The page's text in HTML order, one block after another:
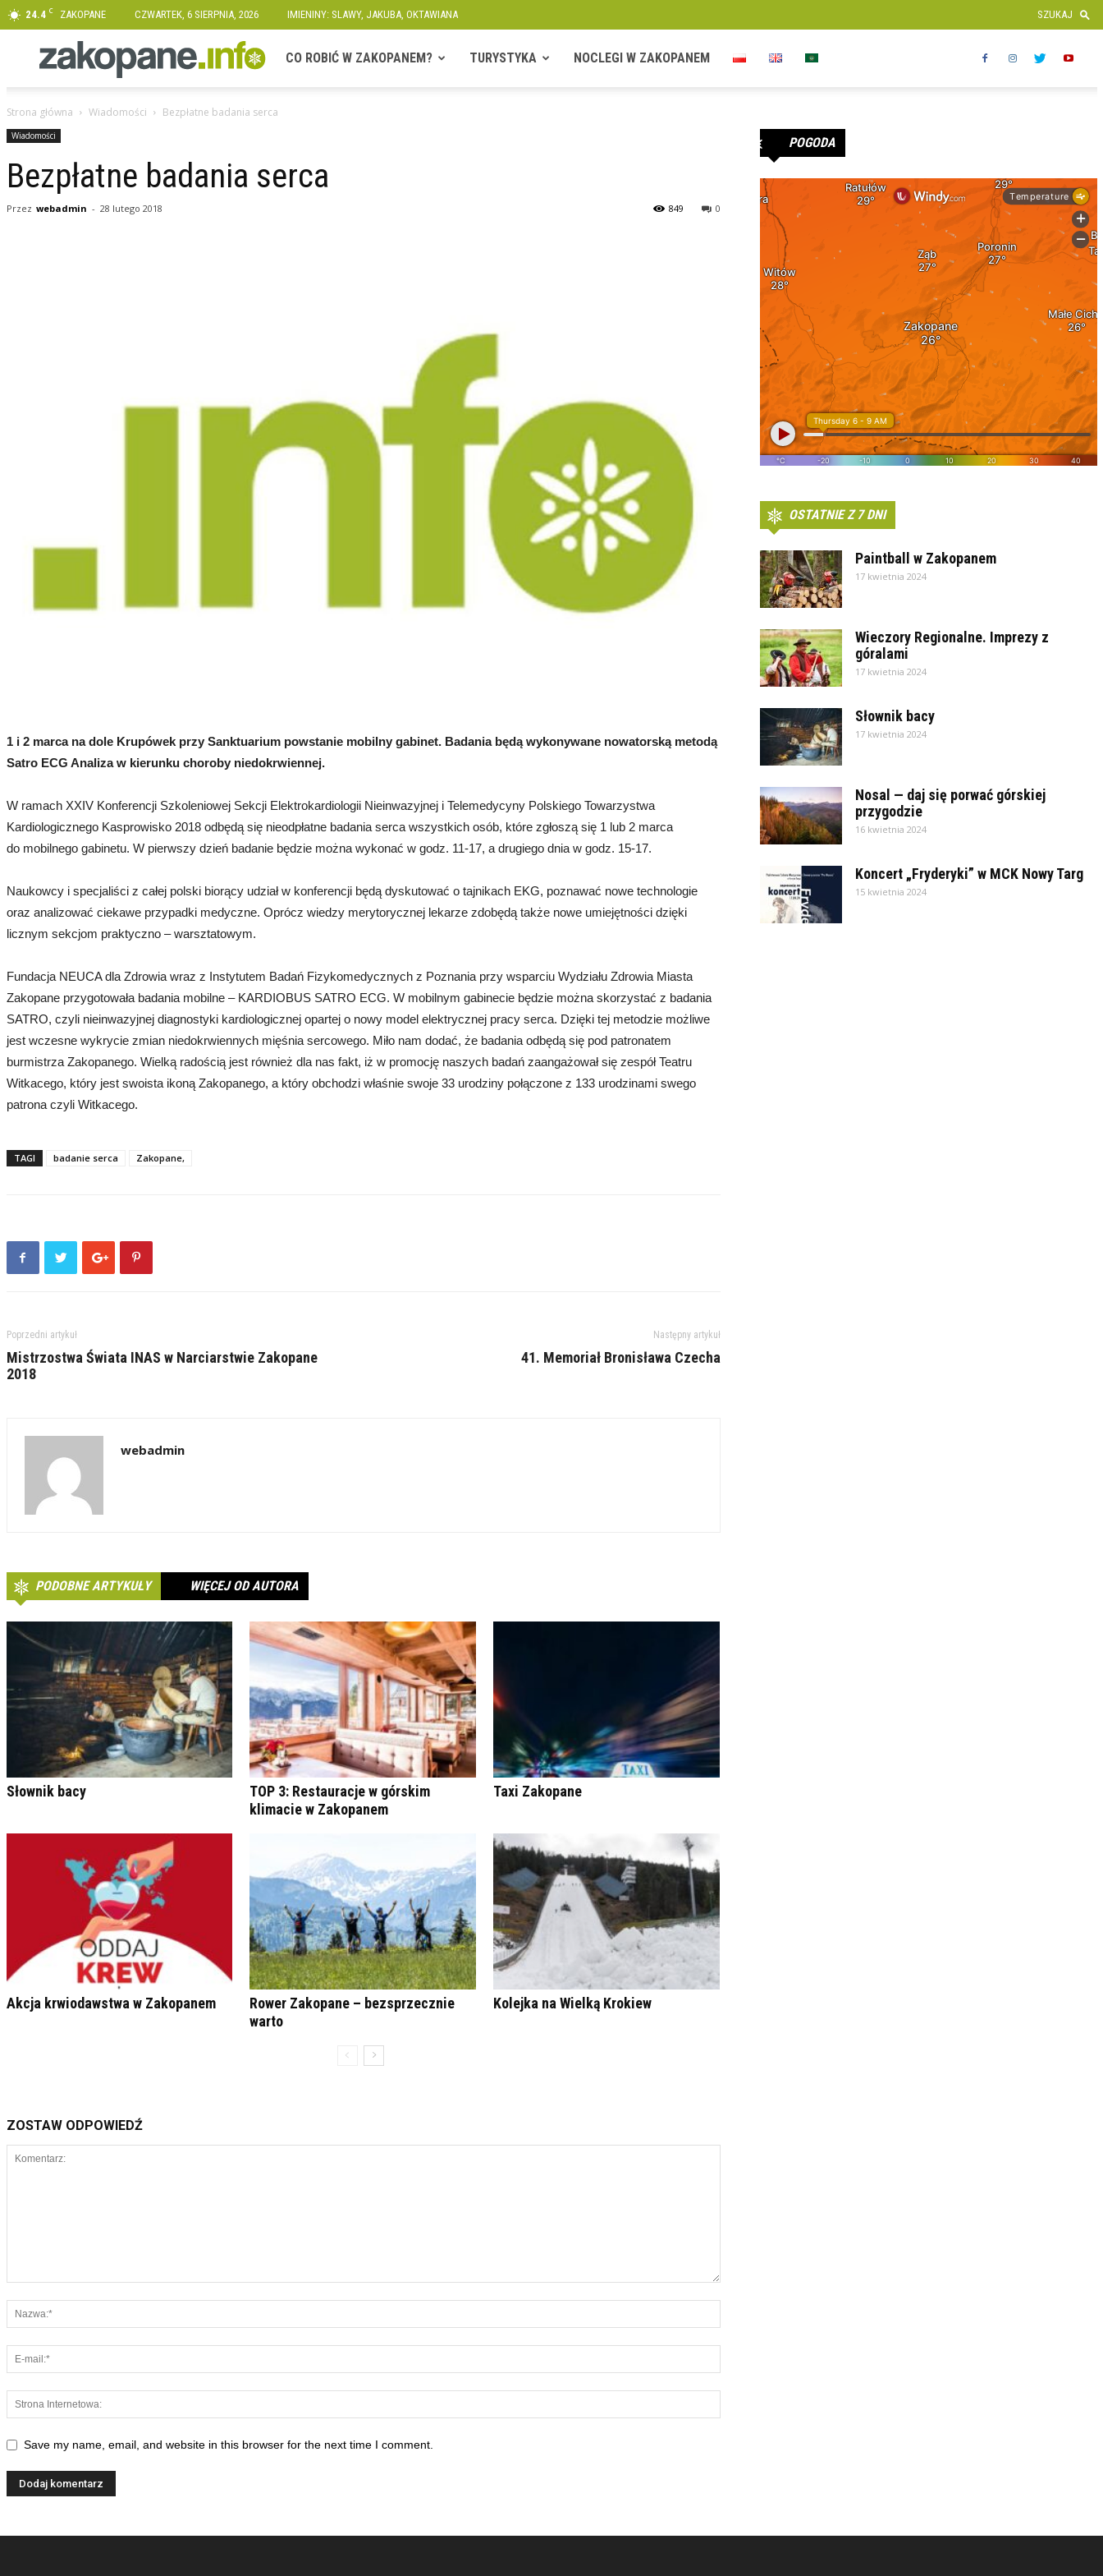
24.4 C ZAKOPANE CZWARTEK, 6 SIERPNIA, 2026 IMIENINY: SLAWY, JAKUBA, OKTAWIANA
Zakopane.info
CO ROBIĆ W ZAKOPANEM? TURYSTYKA NOCLEGI W ZAKOPANEM
Strona główna Wiadomości Bezpłatne badania serca
Wiadomości
Bezpłatne badania serca
Przez webadmin - 28 lutego 2018 0
849
1 i 2 marca na dole Krupówek przy Sanktuarium powstanie mobilny gabinet. Badania będą wykonywane nowatorską metodą
Satro ECG Analiza w kierunku choroby niedokrwiennej.
W ramach XXIV Konferencji Szkoleniowej Sekcji Elektrokardiologii Nieinwazyjnej i Telemedycyny Polskiego Towarzystwa
Kardiologicznego Kasprowisko 2018 odbędą się nieodpłatne badania serca wszystkich osób, które zgłoszą się 1 lub 2 marca
do mobilnego gabinetu. W pierwszy dzień badanie będzie można wykonać w godz. 11-17, a drugiego dnia w godz. 15-17.
Naukowcy i specjaliści z całej polski biorący udział w konferencji będą dyskutować o tajnikach EKG, poznawać nowe technologie
oraz analizować ciekawe przypadki medyczne. Oprócz wiedzy merytorycznej lekarze zdobędą także nowe umiejętności dzięki
licznym sekcjom praktyczno – warsztatowym.
Fundacja NEUCA dla Zdrowia wraz z Instytutem Badań Fizykomedycznych z Poznania przy wsparciu Wydziału Zdrowia Miasta
Zakopane przygotowała badania mobilne – KARDIOBUS SATRO ECG. W mobilnym gabinecie będzie można skorzystać z badania
SATRO, czyli nieinwazyjnej diagnostyki kardiologicznej opartej o nowy model elektrycznej pracy serca. Dzięki tej metodzie możliwe
jest wczesne wykrycie zmian niedokrwiennych mięśnia sercowego. Miło nam dodać, że badania odbędą się pod patronatem
burmistrza Zakopanego. Wielką radością jest również dla nas fakt, iż w promocję naszych badań zaangażował się zespół Teatru
Witkacego, który jest swoista ikoną Zakopanego, a który obchodzi właśnie swoje 33 urodziny połączone z 133 urodzinami swego
patrona czyli Witkacego.
TAGI badanie serca Zakopane,
Poprzedni artykuł
Mistrzostwa Świata INAS w Narciarstwie Zakopane
2018
Następny artykuł
41. Memoriał Bronisława Czecha
webadmin
PODOBNE ARTYKUŁY WIĘCEJ OD AUTORA
Słownik bacy
TOP 3: Restauracje w górskim
klimacie w Zakopanem
Taxi Zakopane
Akcja krwiodawstwa w Zakopanem
Rower Zakopane – bezsprzecznie
warto
Kolejka na Wielką Krokiew
ZOSTAW ODPOWIEDŹ
Save my name, email, and website in this browser for the next time I comment.
POGODA
OSTATNIE Z 7 DNI
Paintball w Zakopanem
17 kwietnia 2024
Wieczory Regionalne. Imprezy z
góralami
17 kwietnia 2024
Słownik bacy
17 kwietnia 2024
Nosal — daj się porwać górskiej
przygodzie
16 kwietnia 2024
Koncert „Fryderyki” w MCK Nowy Targ
15 kwietnia 2024